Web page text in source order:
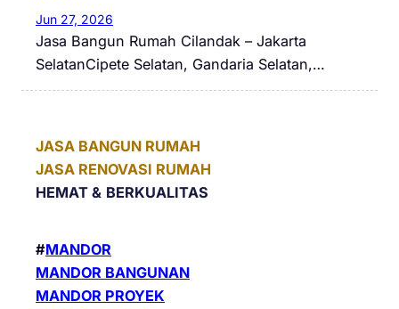
Jun 27, 2026
Jasa Bangun Rumah Cilandak – Jakarta
SelatanCipete Selatan, Gandaria Selatan,…
JASA BANGUN RUMAH
JASA RENOVASI RUMAH
HEMAT & BERKUALITAS
#MANDOR
MANDOR BANGUNAN
MANDOR PROYEK